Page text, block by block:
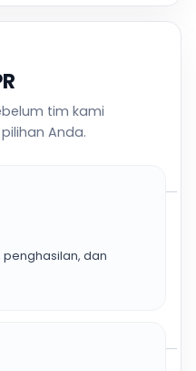
tim kami
Anda.
dan